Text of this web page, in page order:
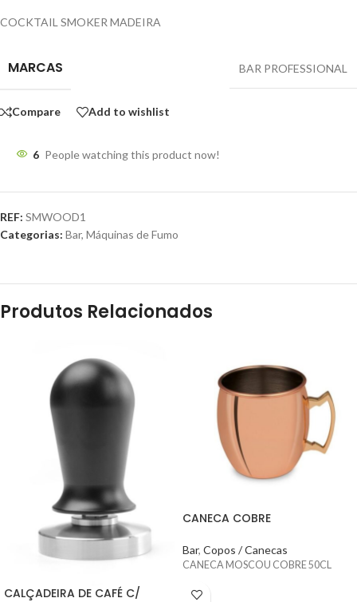
COCKTAIL SMOKER MADEIRA
MARCAS BAR PROFESSIONAL
Compare Add to wishlist
6 People watching this product now!
REF: SMWOOD1
Categorias: Bar, Máquinas de Fumo
Produtos Relacionados
CALÇADEIRA DE CAFÉ C/
CANECA COBRE
Bar, Copos / Canecas
CANECA MOSCOU COBRE 50CL